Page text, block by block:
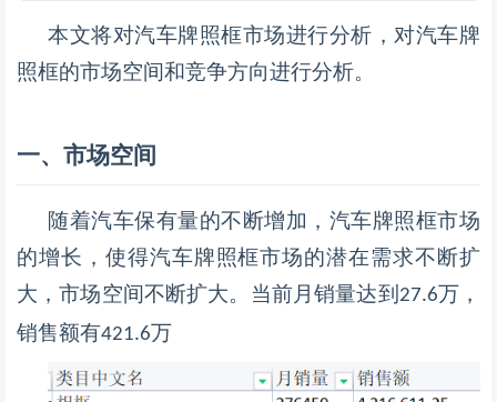
本文将对汽车牌照框市场进行分析，对汽车牌
照框的市场空间和竞争方向进行分析。
一、 市场空间
随着汽车保有量的不断增加，汽车牌照框市场
的增长，使得汽车牌照框市场的潜在需求不断扩
大，市场空间不断扩大。当前月销量达到 27.6万，
销售额有421.6万